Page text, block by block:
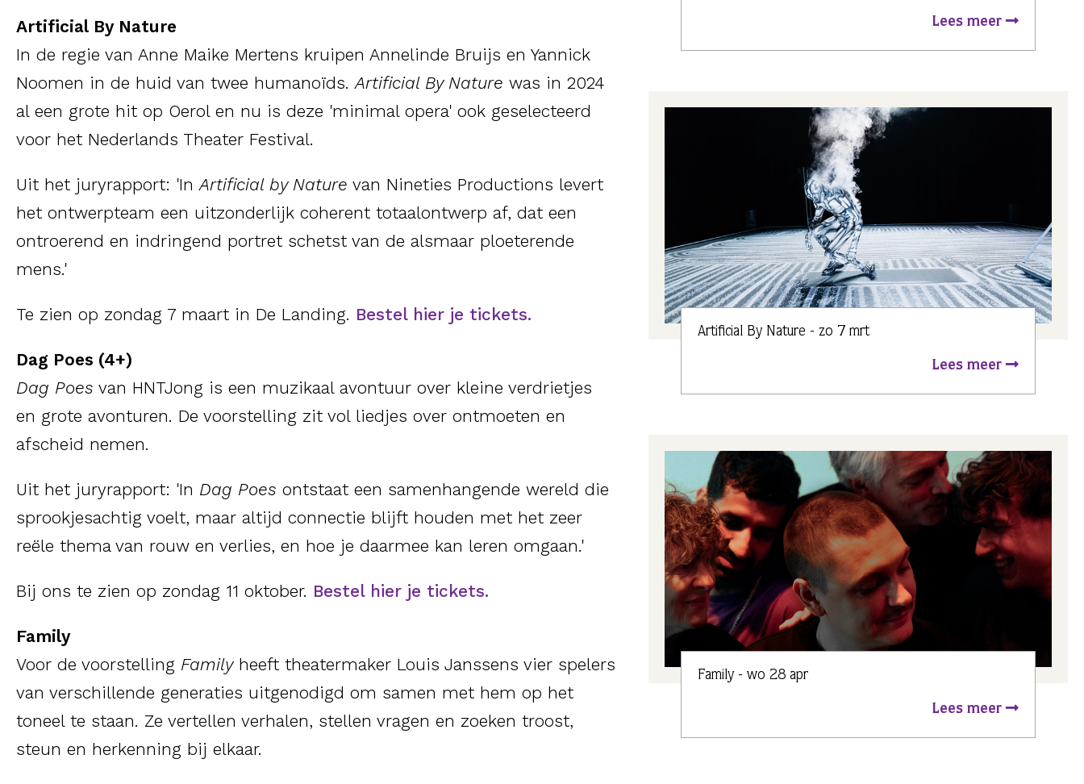
Artificial By Nature
In de regie van Anne Maike Mertens kruipen Annelinde Bruijs en Yannick
Noomen in de huid van twee humanoïds.Artificial By Nature was in 2024
al een grote hit op Oerol en nu is deze 'minimal opera' ook geselecteerd
voor het Nederlands Theater Festival.
Uit het juryrapport: 'InArtificial by Nature van Nineties Productions levert
het ontwerpteam een uitzonderlijk coherent totaalontwerp af, dat een
ontroerend en indringend portret schetst van de alsmaar ploeterende
mens.'
Te zien op zondag 7 maart in De Landing. Bestel hier je tickets.
Dag Poes (4+)
Dag Poes van HNTJong is een muzikaal avontuur over kleine verdrietjes
en grote avonturen. De voorstelling zit vol liedjes over ontmoeten en
afscheid nemen.
Uit het juryrapport: 'In Dag Poes ontstaat een samenhangende wereld die
sprookjesachtig voelt, maar altijd connectie blijft houden met het zeer
reële thema van rouw en verlies, en hoe je daarmee kan leren omgaan.'
Bij ons te zien op zondag 11 oktober. Bestel hier je tickets.
Family
Voor de voorstelling Familyheeft theatermaker Louis Janssens vier spelers
van verschillende generaties uitgenodigd om samen met hem op het
toneel te staan. Ze vertellen verhalen, stellen vragen en zoeken troost,
steun en herkenning bij elkaar.
Lees meer
Artificial By Nature - zo 7 mrt
Lees meer
Family - wo 28 apr
Lees meer